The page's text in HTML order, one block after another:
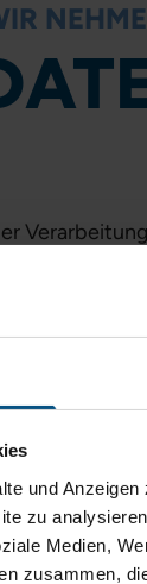
und
zu
Medien,
zusammen,
unsere
aus Sie
Diese
zur
an Dritte